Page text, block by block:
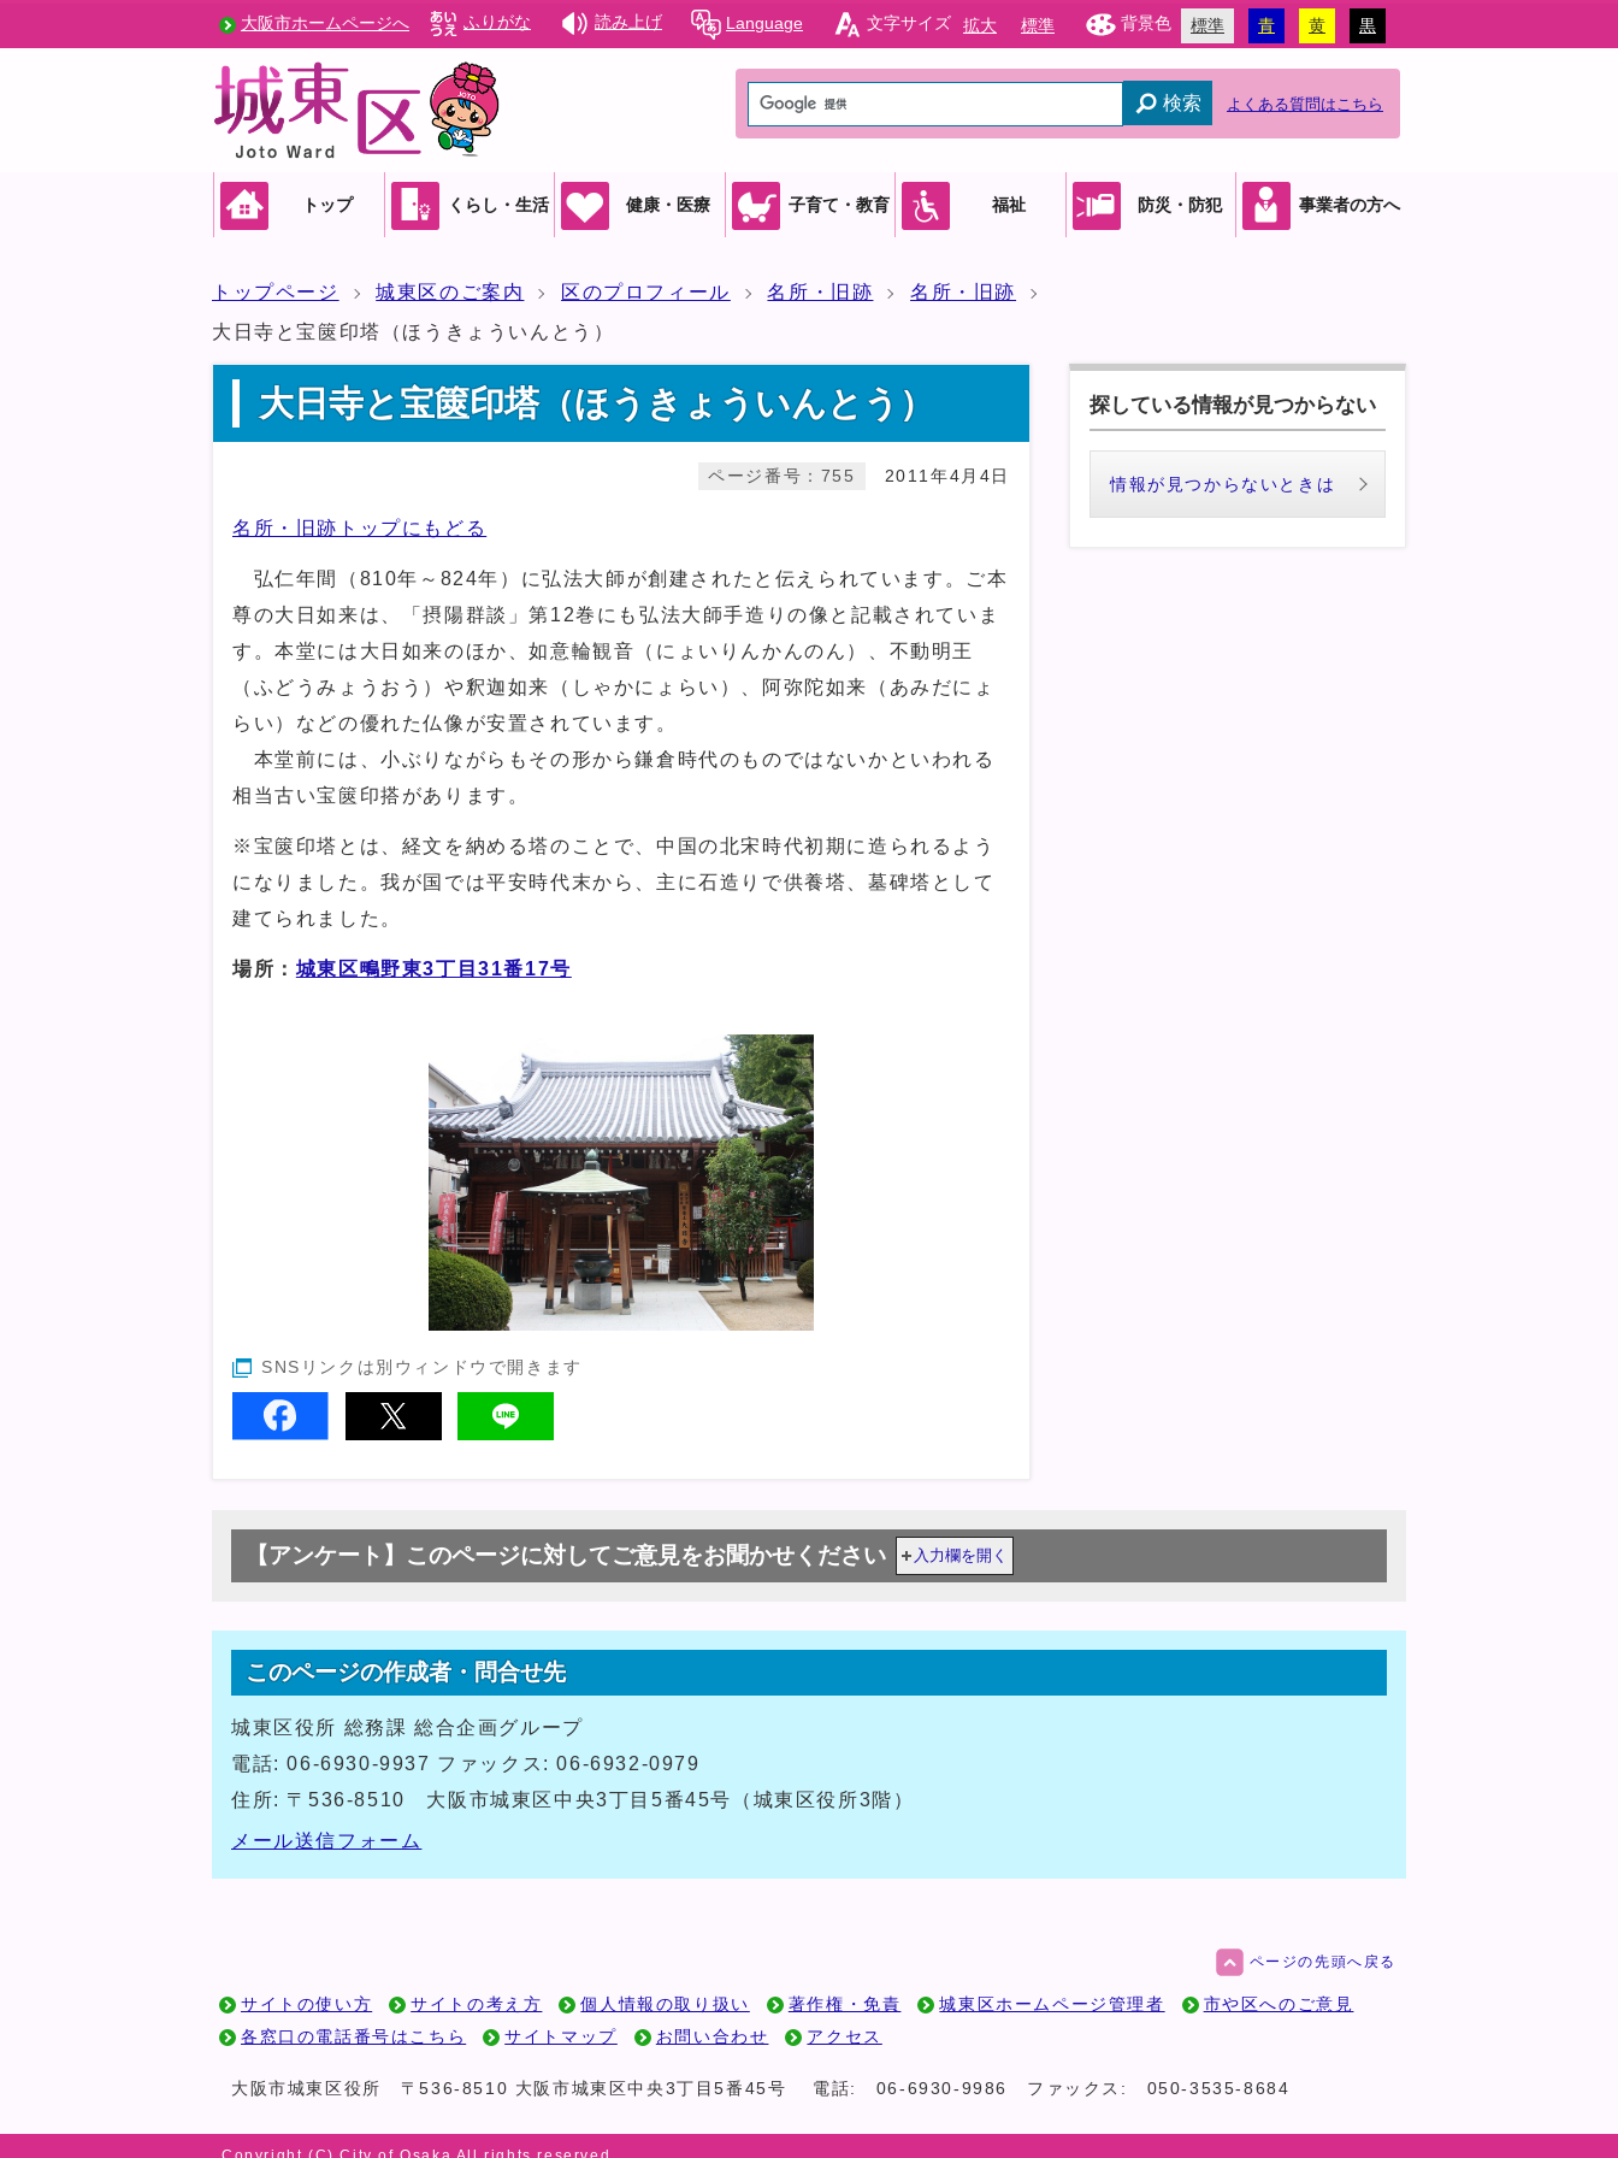
大阪市ホームページへ ふりがな 読み上げ Language 文字サイズ 拡大 標準 背景色 標準 青 黄 黒
検索 よくある質問はこちら
トップ くらし・生活 健康・医療 子育て・教育 福祉 防災・防犯 事業者の方へ
トップページ 城東区のご案内 区のプロフィール 名所・旧跡
名所・旧跡
大日寺と宝篋印塔（ほうきょういんとう）
大日寺と宝篋印塔（ほうきょういんとう）
2011年4月4日
ページ番号：755
名所・旧跡トップにもどる
弘仁年間（810年～824年）に弘法大師が創建されたと伝えられています。ご本
尊の大日如来は、「摂陽群談」第12巻にも弘法大師手造りの像と記載されていま
す。本堂には大日如来のほか、如意輪観音（にょいりんかんのん）、不動明王
（ふどうみょうおう）や釈迦如来（しゃかにょらい）、阿弥陀如来（あみだにょ
らい）などの優れた仏像が安置されています。
本堂前には、小ぶりながらもその形から鎌倉時代のものではないかといわれる
相当古い宝篋印搭があります。
※宝篋印塔とは、経文を納める塔のことで、中国の北宋時代初期に造られるよう
になりました。我が国では平安時代末から、主に石造りで供養塔、墓碑塔として
建てられました。
場所： 城東区鴫野東3丁目31番17号
SNSリンクは別ウィンドウで開きます
探している情報が見つからない
情報が見つからないときは
【アンケート】このページに対してご意見をお聞かせください 入力欄を開く
このページの作成者・問合せ先
城東区役所 総務課 総合企画グループ
電話: 06-6930-9937 ファックス: 06-6932-0979
住所: 〒536-8510 大阪市城東区中央3丁目5番45号（城東区役所3階）
メール送信フォーム
ページの先頭へ戻る
サイトの使い方 サイトの考え方 個人情報の取り扱い 著作権・免責 城東区ホームページ管理者
市や区へのご意見
各窓口の電話番号はこちら
サイトマップ お問い合わせ アクセス
大阪市城東区役所 〒536-8510 大阪市城東区中央3丁目5番45号 電話: 06-6930-9986 ファックス: 050-3535-8684